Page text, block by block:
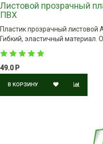
Листовой прозрачный
ПВХ
Пластик прозрачный листовой
Гибкий, эластичный материал.
49.0 Р
В КОРЗИНУ